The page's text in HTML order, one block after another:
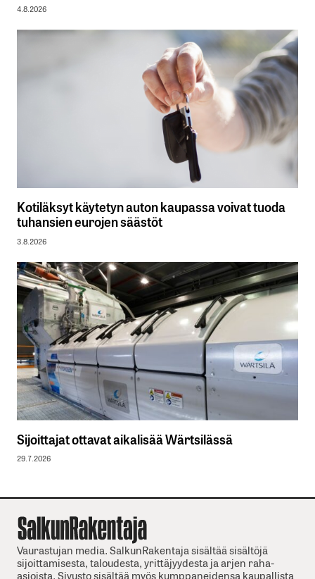
4.8.2026
Kotiläksyt käytetyn auton kaupassa voivat tuoda
tuhansien eurojen säästöt
3.8.2026
Sijoittajat ottavat aikalisää Wärtsilässä
29.7.2026
Vaurastujan media. SalkunRakentaja sisältää sisältöjä
sijoittamisesta, taloudesta, yrittäjyydesta ja arjen raha-
asioista. Sivusto sisältää myös kumppaneidensa kaupallista